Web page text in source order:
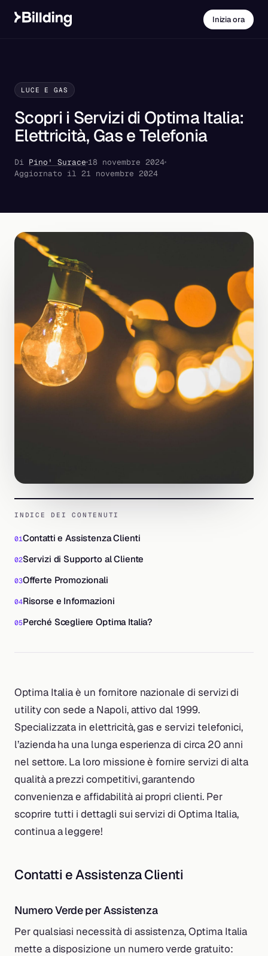
Inizia ora
LUCE E GAS
Scopri i Servizi di Optima Italia:
Elettricità, Gas e Telefonia
Di Pino' Surace 18 novembre 2024
Aggiornato il 21 novembre 2024
INDICE DEI CONTENUTI
Contatti e Assistenza Clienti
Servizi di Supporto al Cliente
Offerte Promozionali
Risorse e Informazioni
Perché Scegliere Optima Italia?
Optima Italia è un fornitore nazionale di servizi di
utility con sede a Napoli, attivo dal 1999.
Specializzata in elettricità, gas e servizi telefonici,
l’azienda ha una lunga esperienza di circa 20 anni
nel settore. La loro missione è fornire servizi di alta
qualità a prezzi competitivi, garantendo
convenienza e affidabilità ai propri clienti. Per
scoprire tutti i dettagli sui servizi di Optima Italia,
continua a leggere!
Contatti e Assistenza Clienti
Numero Verde per Assistenza
Per qualsiasi necessità di assistenza, Optima Italia
mette a disposizione un numero verde gratuito: